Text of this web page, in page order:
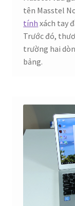
tên Masstel
tính xách tay
Trước đó,
trường hai
bảng.